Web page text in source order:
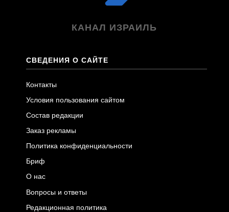
КАНАЛ ИЗРАИЛЬ
СВЕДЕНИЯ О САЙТЕ
Контакты
Условия пользования сайтом
Состав редакции
Заказ рекламы
Политика конфиденциальности
Бриф
О нас
Вопросы и ответы
Редакционная политика